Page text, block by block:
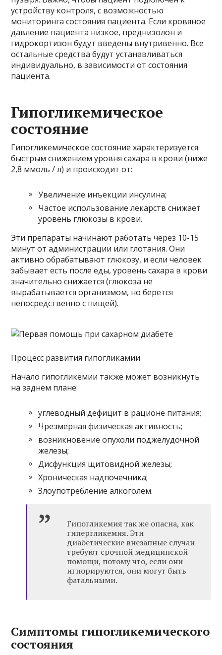
устройству контроля, с возможностью
мониторинга состояния пациента. Если кровяное
давление пациента низкое, преднизолон и
гидрокортизон будут введены внутривенно. Все
остальные средства будут устанавливаться
индивидуально, в зависимости от состояния
пациента.
Гипогликемическое
состояние
Гипогликемическое состояние характеризуется
быстрым снижением уровня сахара в крови (ниже
2,8 ммоль / л) и происходит от:
Увеличение инъекции инсулина;
Частое использование лекарств снижает
уровень глюкозы в крови.
Эти препараты начинают работать через 10-15
минут от администрации или глотания. Они
активно обрабатывают глюкозу, и если человек
забывает есть после еды, уровень сахара в крови
значительно снижается (глюкоза не
вырабатывается организмом, но берется
непосредственно с пищей).
Процесс развития гипогликамии
Начало гипогликемии также может возникнуть
на заднем плане:
углеводный дефицит в рационе питания;
Чрезмерная физическая активность;
возникновение опухоли поджелудочной
железы;
Дисфункция щитовидной железы;
Хроническая надпочечника;
Злоупотребление алкоголем.
Гипогликемия так же опасна, как
гипергликемия. Эти
диабетические внезапные случаи
требуют срочной медицинской
помощи, потому что, если они
игнорируются, они могут быть
фатальными.
Симптомы гипогликемического
состояния